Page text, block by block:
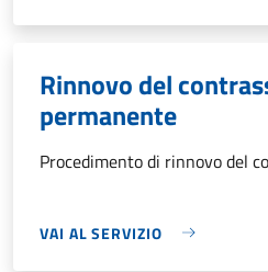
Rinnovo del
permanente
Procedimento di rinnovo del
VAI AL SERVIZIO